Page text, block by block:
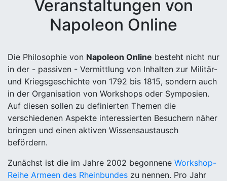
Veranstaltungen von
Napoleon Online
Die Philosophie von Napoleon Online besteht nicht nur
in der - passiven - Vermittlung von Inhalten zur Militär-
und Kriegsgeschichte von 1792 bis 1815, sondern auch
in der Organisation von Workshops oder Symposien.
Auf diesen sollen zu definierten Themen die
verschiedenen Aspekte interessierten Besuchern näher
bringen und einen aktiven Wissensaustausch
befördern.
Zunächst ist die im Jahre 2002 begonnene Workshop-
Reihe Armeen des Rheinbundes zu nennen. Pro Jahr